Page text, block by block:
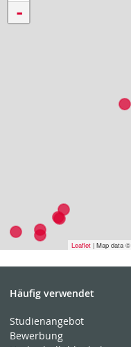
-
Leaflet | Map data ©
Häufig verwendet
Studienangebot
Bewerbung